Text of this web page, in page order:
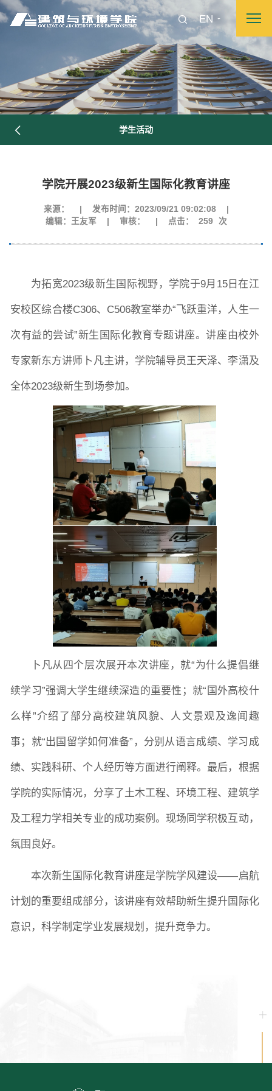
EN
院党委 院行政 院工会 教授委员会
教学科研岗 行政管理岗 教学思政岗 实验教辅岗
研究生教育 继续教育
学术动态 科研平台 科研办事流程
创业就业 奖助学金
办事流程 材料下载
学生活动
学院开展2023级新生国际化教育讲座
来源： 发布时间：2023/09/21 09:02:08
编辑：王友军
审核： 点击： 259 次
为拓宽2023级新生国际视野，学院于9月15日在江
安校区综合楼C306、C506教室举办“飞跃重洋，人生一
次有益的尝试”新生国际化教育专题讲座。讲座由校外
专家新东方讲师卜凡主讲，学院辅导员王天泽、李潇及
全体2023级新生到场参加。
卜凡从四个层次展开本次讲座，就“为什么提倡继
续学习”强调大学生继续深造的重要性；就“国外高校什
么样”介绍了部分高校建筑风貌、人文景观及逸闻趣
事；就“出国留学如何准备”，分别从语言成绩、学习成
绩、实践科研、个人经历等方面进行阐释。最后，根据
学院的实际情况，分享了土木工程、环境工程、建筑学
及工程力学相关专业的成功案例。现场同学积极互动，
氛围良好。
本次新生国际化教育讲座是学院学风建设——启航
计划的重要组成部分，该讲座有效帮助新生提升国际化
意识，科学制定学业发展规划，提升竞争力。